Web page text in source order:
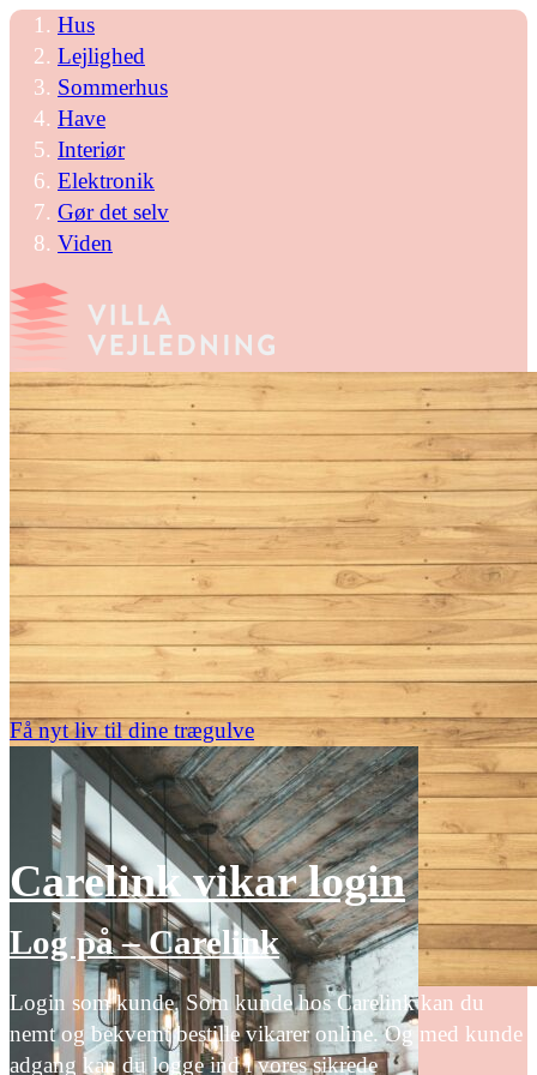
Hus
Lejlighed
Sommerhus
Have
Interiør
Elektronik
Gør det selv
Viden
Få nyt liv til dine trægulve
Carelink vikar login
Log på – Carelink
Login som kunde. Som kunde hos Carelink kan du
nemt og bekvemt bestille vikarer online. Og med kunde
adgang kan du logge ind i vores sikrede